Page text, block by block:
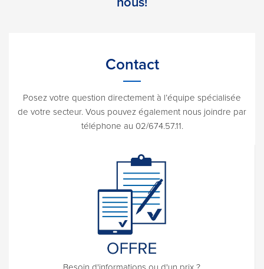
Contact
Posez votre question directement à l’équipe spécialisée
de votre secteur. Vous pouvez également nous joindre par
téléphone au 02/674.57.11.